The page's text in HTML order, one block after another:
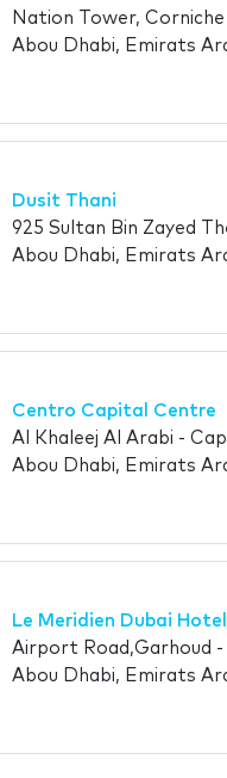
Nation Tower, Corniche
Abou Dhabi, Emirats
Dusit Thani
925 Sultan Bin Zayed
Abou Dhabi, Emirats
Centro Capital Centre
Al Khaleej Al Arabi -
Abou Dhabi, Emirats
Le Meridien Dubai
Airport Road,Garhoud -
Abou Dhabi, Emirats